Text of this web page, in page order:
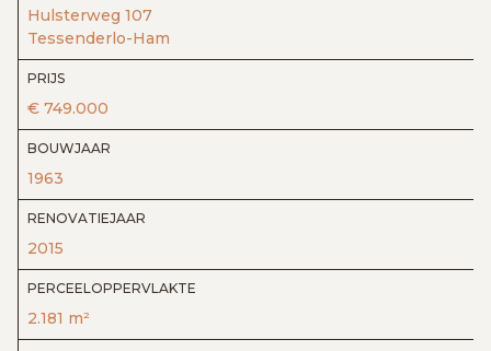
Hulsterweg 107
Tessenderlo-Ham
PRIJS
€ 749.000
BOUWJAAR
1963
RENOVATIEJAAR
2015
PERCEELOPPERVLAKTE
2.181 m²